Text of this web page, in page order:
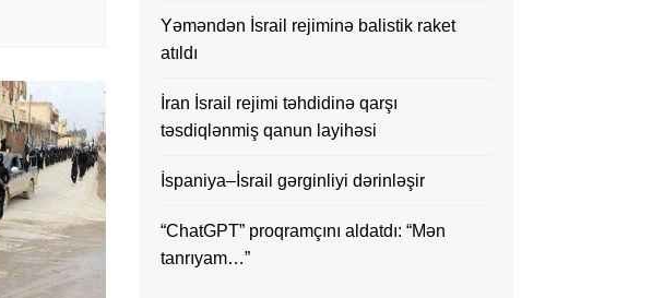
Yəməndən İsrail rejiminə balistik raket
atıldı
İran İsrail rejimi təhdidinə qarşı
təsdiqlənmiş qanun layihəsi
İspaniya–İsrail gərginliyi dərinləşir
“ChatGPT” proqramçını aldatdı: “Mən
tanrıyam…”